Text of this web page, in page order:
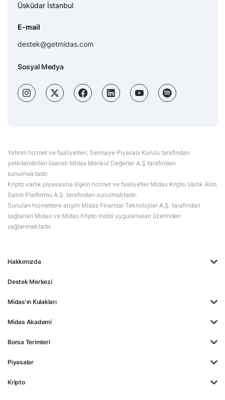
Hakkımızda
Destek Merkezi
Midas'ın Kulakları
Midas Akademi
Borsa Terimleri
Piyasalar
Kripto
Üsküdar İstanbul
E-mail
destek@getmidas.com
Sosyal Medya
Yatırım hizmet ve faaliyetleri, Sermaye Piyasası Kurulu tarafından
yetkilendirilen lisanslı Midas Menkul Değerler A.Ş tarafından
sunulmaktadır.
Kripto varlık piyasasına ilişkin hizmet ve faaliyetler Midas Kripto Varlık Alım
Satım Platformu A.Ş. tarafından sunulmaktadır.
Sunulan hizmetlere erişim Midas Finansal Teknolojiler A.Ş. tarafından
sağlanan Midas ve Midas Kripto mobil uygulamaları üzerinden
sağlanmaktadır.